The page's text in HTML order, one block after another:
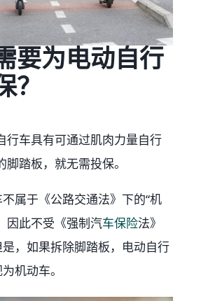
要为电动自行
？
行车具有可通过肌肉力量自行
脚踏板，就无需投保。
属于《公路交通法》下的“机
因此不受《强制汽车保险法》
，如果拆除脚踏板，电动自行
机动车。